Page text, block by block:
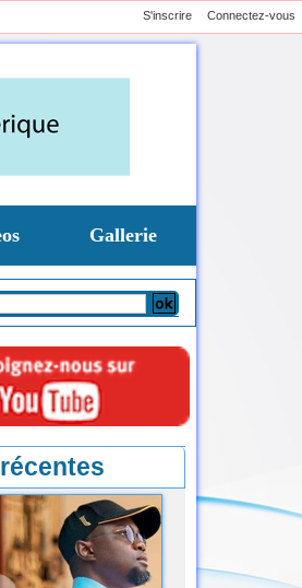
Connectez-vous
S'inscrire
Gallerie
300 victimes d'enlèvement libérées lors d'une